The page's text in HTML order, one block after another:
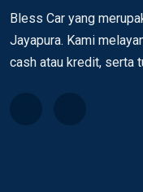
Bless Car yang
Jayapura. Kami
cash atau kredit, serta